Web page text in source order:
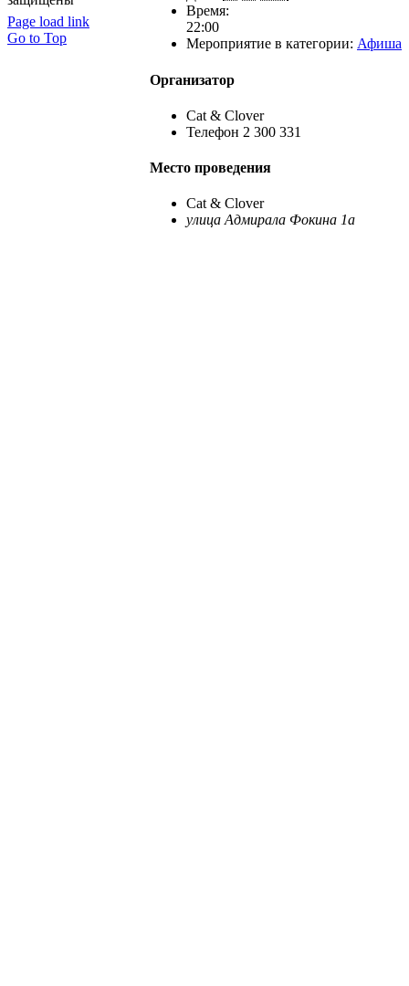
Время:
22:00
Мероприятие в категории: Афиша
Организатор
Cat & Clover
Телефон 2 300 331
Место проведения
Cat & Clover
улица Адмирала Фокина 1а
Page load link
Go to Top